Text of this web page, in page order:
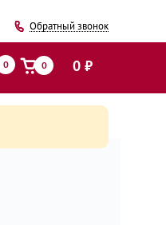
Обратный звонок
0 0 0 ₽